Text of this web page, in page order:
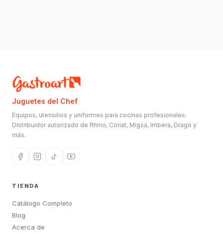
Juguetes del Chef
Equipos, utensilios y uniformes para cocinas profesionales.
Distribuidor autorizado de Rhino, Coriat, Migsa, Imbera, Drago y
más.
TIENDA
Catálogo Completo
Blog
Acerca de